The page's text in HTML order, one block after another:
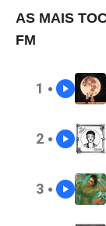
AS MAIS
FM
1 ●
2 ●
3 ●